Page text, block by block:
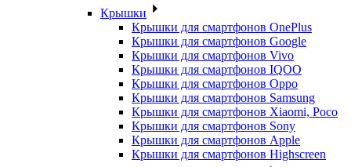
Крышки
Крышки для смартфонов OnePlus
Крышки для смартфонов Google
Крышки для смартфонов Vivo
Крышки для смартфонов IQOO
Крышки для смартфонов Oppo
Крышки для смартфонов Samsung
Крышки для смартфонов Xiaomi, Poco
Крышки для смартфонов Sony
Крышки для смартфонов Apple
Крышки для смартфонов Highscreen